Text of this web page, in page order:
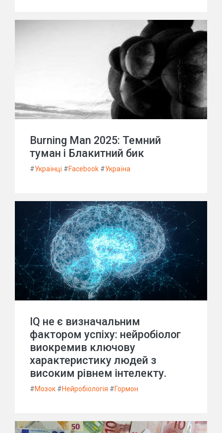
Burning Man 2025: Темний
туман і Блакитний бик
#Українці #Facebook #Україна
IQ не є визначальним
фактором успіху: нейробіолог
виокремив ключову
характеристику людей з
високим рівнем інтелекту.
#Мозок #Нейробіологія #Гормон